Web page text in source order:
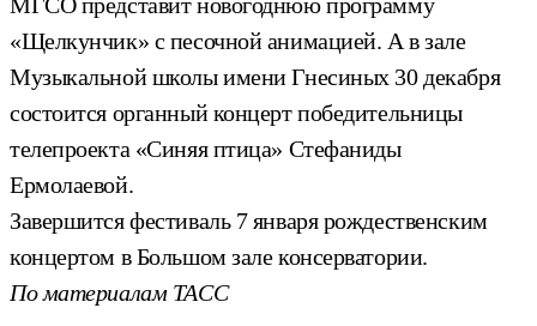
«Щелкунчик» с песочной анимацией. А в зале
Музыкальной школы имени Гнесиных 30 декабря
состоится органный концерт победительницы
телепроекта «Синяя птица» Стефаниды
Ермолаевой.
Завершится фестиваль 7 января рождественским
концертом в Большом зале консерватории.
По материалам ТАСС